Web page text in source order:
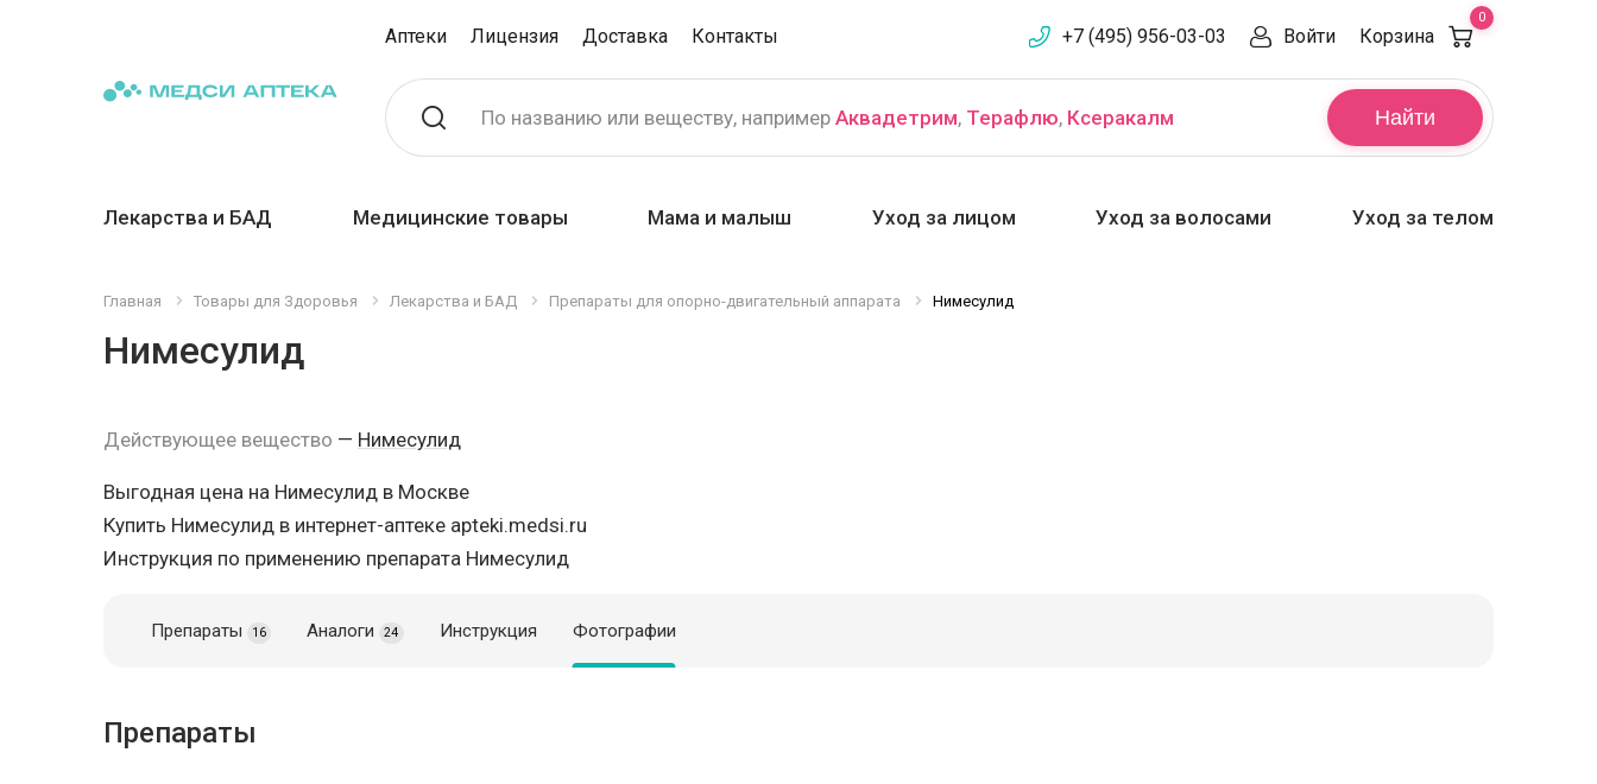
Аптеки Лицензия Доставка Контакты +7 (495) 956-03-03 Войти Корзина
0
Найти
По названию или веществу, например Аквадетрим, Терафлю, Ксеракалм
Лекарства и БАД Медицинские товары Мама и малыш Уход за лицом Уход за волосами Уход за телом
Главная Товары для Здоровья Лекарства и БАД Препараты для опорно-двигательный аппарата Нимесулид
Нимесулид
Действующее вещество — Нимесулид
Выгодная цена на Нимесулид в Москве
Купить Нимесулид в интернет-аптеке apteki.medsi.ru
Инструкция по применению препарата Нимесулид
Препараты 16 Аналоги 24 Инструкция Фотографии
Препараты